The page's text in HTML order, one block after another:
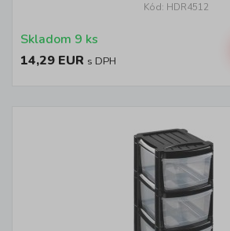
Kód: HDR4512
Skladom 9 ks
14,29 EUR s DPH